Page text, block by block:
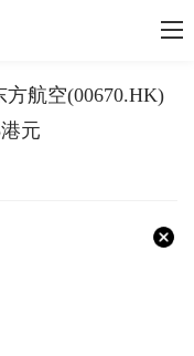
航空(00670.HK)
元